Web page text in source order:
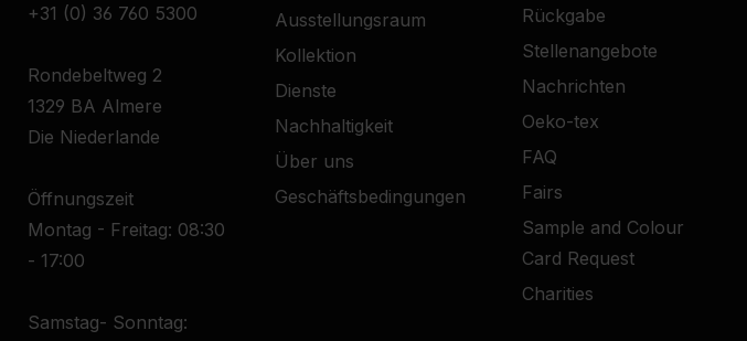
+31 (0) 36 760 5300
Rondebeltweg 2
1329 BA Almere
Die Niederlande
Öffnungszeit
Montag - Freitag: 08:30
- 17:00
Samstag- Sonntag:
Ausstellungsraum
Kollektion
Dienste
Nachhaltigkeit
Über uns
Geschäftsbedingungen
Rückgabe
Stellenangebote
Nachrichten
Oeko-tex
FAQ
Fairs
Sample and Colour
Card Request
Charities